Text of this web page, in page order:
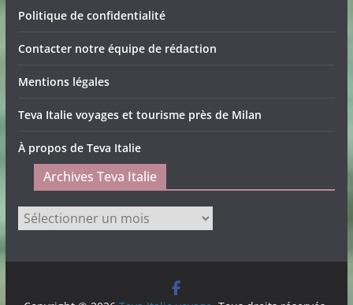
Politique de confidentialité
Contacter notre équipe de rédaction
Mentions légales
Teva Italie voyages et tourisme près de Milan
À propos de Teva Italie
Archives Teva Italie
Archives